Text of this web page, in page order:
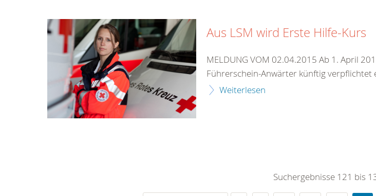
Aus LSM wird Erste Hilfe-Kurs
MELDUNG VOM 02.04.2015 Ab 1. April
Führerschein-Anwärter künftig verpflichtet
Weiterlesen
Suchergebnisse 121 bis